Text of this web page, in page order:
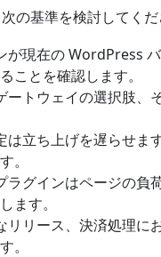
の基準を検討してくだ
が現在の WordPress
ことを確認します。
ートウェイの選択肢、
は立ち上げを遅らせま
。
ラグインはページの負
ます。
リリース、決済処理に
。